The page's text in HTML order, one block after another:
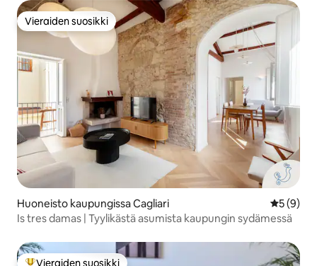
Vieraiden suosikki
Vieraiden suosikki
Huoneisto kaupungissa Cagliari
5 (9)
Is tres damas | Tyylikästä asumista kaupungin sydämessä
Vieraiden suosikki